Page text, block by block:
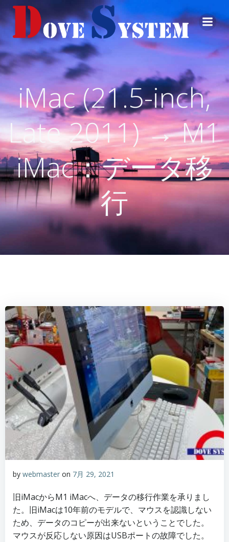
コ
ン
テ
キ
プ
iMac (21.5-inch,
Late 2011) → M1
iMac：データ移
行
by webmaster on 7月 29, 2021
旧iMacからM1 iMacへ、データの移行作業を承りまし
た。旧iMacは10年前のモデルで、マウスを認識しない
ため、データのコピーが出来ないということでした。
マウスが反応しない原因はUSBポートの故障でした。